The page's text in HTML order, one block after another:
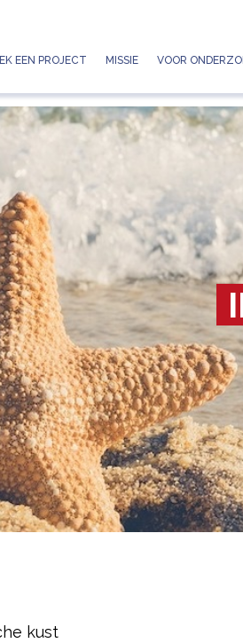
EEN PROJECT MISSIE VOOR
kust